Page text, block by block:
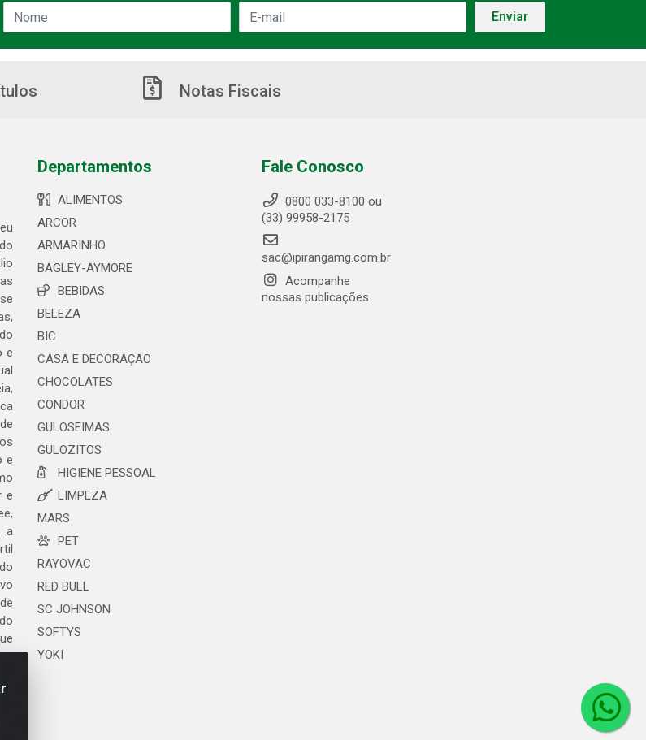
Notas Fiscais
e
e
e
a
Departamentos
ALIMENTOS
ARCOR
ARMARINHO
BAGLEY-AYMORE
BEBIDAS
BELEZA
BIC
CASA E DECORAÇÃO
CHOCOLATES
CONDOR
GULOSEIMAS
GULOZITOS
HIGIENE PESSOAL
LIMPEZA
MARS
PET
RAYOVAC
RED BULL
SC JOHNSON
SOFTYS
YOKI
Fale Conosco
0800 033-8100 ou
(33) 99958-2175
sac@ipirangamg.com.br
Acompanhe
nossas publicações